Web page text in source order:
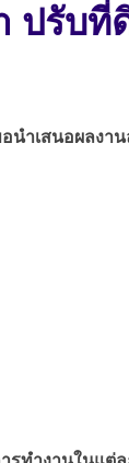
ปรับ
เสนอผลงา